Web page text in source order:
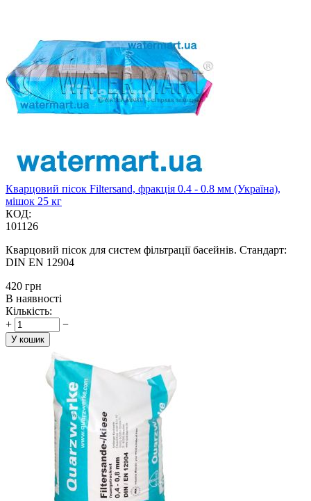
Кварцовий пісок Filtersand, фракція 0.4 - 0.8 мм (Україна),
мішок 25 кг
КОД:
101126
Кварцовий пісок для систем фільтрації басейнів. Стандарт:
DIN EN 12904
‍420‍ грн
В наявності
Кількість:
+
−
У кошик